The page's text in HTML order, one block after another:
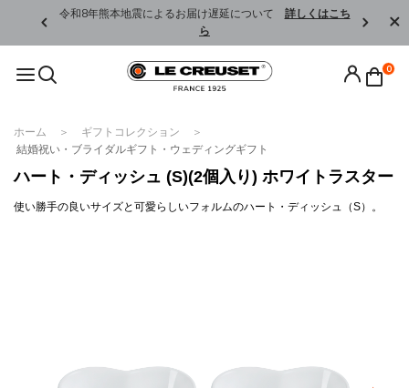
令和8年熊本地震によるお届け遅延について 詳しくはこち
ら
0
ホーム
ギフトコレクション
結婚祝い・ブライダルギフト・ウェディングギフト
ハート・ディッシュ (S)(2個入り) ホワイトラスター
使い勝手の良いサイズと可愛らしいフォルムのハート・ディッシュ（S）。